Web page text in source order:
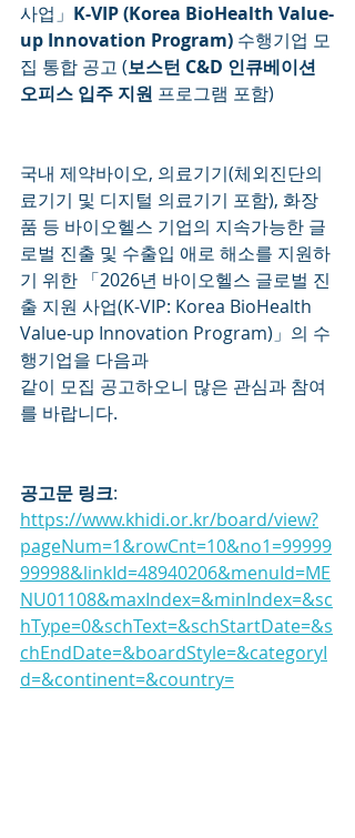
사업」 K-VIP (Korea BioHealth Value-
up Innovation Program) 수행기업 모
집 통합 공고 (보스턴 C&D 인큐베이션
오피스 입주 지원 프로그램 포함)
국내 제약바이오, 의료기기(체외진단의
료기기 및 디지털 의료기기 포함), 화장
품 등 바이오헬스 기업의 지속가능한 글
로벌 진출 및 수출입 애로 해소를 지원하
기 위한 「2026년 바이오헬스 글로벌 진
출 지원 사업(K-VIP: Korea BioHealth
Value-up Innovation Program)」의 수
행기업을 다음과
같이 모집 공고하오니 많은 관심과 참여
를 바랍니다.
공고문 링크:
https://www.khidi.or.kr/board/view?
pageNum=1&rowCnt=10&no1=99999
99998&linkId=48940206&menuId=ME
NU01108&maxIndex=&minIndex=&sc
hType=0&schText=&schStartDate=&s
chEndDate=&boardStyle=&categoryI
d=&continent=&country=